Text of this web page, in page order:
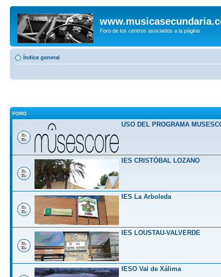
Foro de los centros asociados a la página.
Índice general
FORO
USO DEL PROGRAMA
IES CRISTÓBAL LOZANO
IES La Arboleda
IES LOUSTAU-VALVERDE
IESO Val de Xálima